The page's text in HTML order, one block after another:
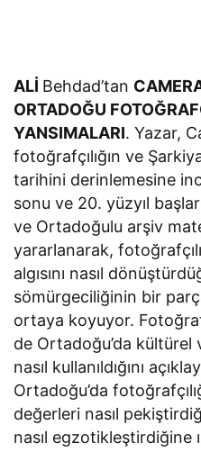
ALİ Behdad’tan
ORTADOĞU
YANSIMALARI. Yazar,
fotoğrafçılığın ve
tarihini derinlemesine
sonu ve 20. yüzyıl
ve Ortadoğulu arşiv
yararlanarak,
algısını nasıl
sömürgeciliğinin bir
ortaya koyuyor.
de Ortadoğu’da
nasıl kullanıldığını
Ortadoğu’da
değerleri nasıl
nasıl egzotikleştirdiğine